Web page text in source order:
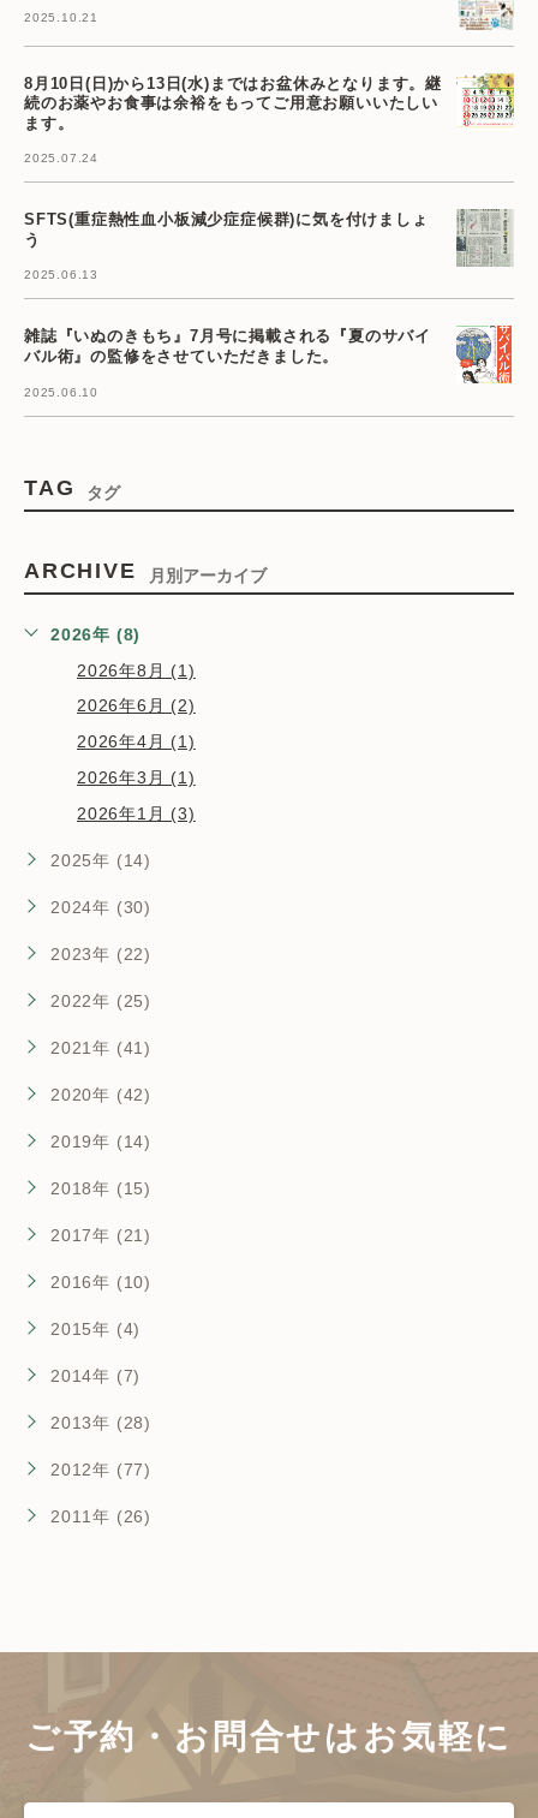
2025.10.21
8月10日(日)から13日(水)まではお盆休みとなります。継
続のお薬やお食事は余裕をもってご用意お願いいたしい
ます。
2025.07.24
SFTS(重症熱性血小板減少症症候群)に気を付けましょ
う
2025.06.13
雑誌『いぬのきもち』7月号に掲載される『夏のサバイ
バル術』の監修をさせていただきました。
2025.06.10
TAG タグ
ARCHIVE 月別アーカイブ
2026年 (8)
2026年8月 (1)
2026年6月 (2)
2026年4月 (1)
2026年3月 (1)
2026年1月 (3)
2025年 (14)
2024年 (30)
2023年 (22)
2022年 (25)
2021年 (41)
2020年 (42)
2019年 (14)
2018年 (15)
2017年 (21)
2016年 (10)
2015年 (4)
2014年 (7)
2013年 (28)
2012年 (77)
2011年 (26)
ご予約・お問合せは お気軽に